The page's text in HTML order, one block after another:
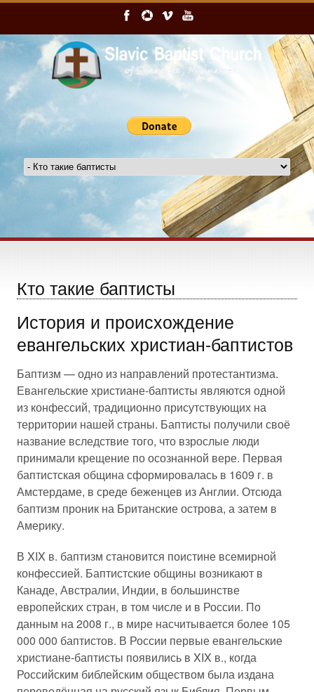
Кто такие баптисты
История и происхождение
евангельских христиан-баптистов
Баптизм — одно из направлений протестантизма.
Евангельские христиане-баптисты являются одной
из конфессий, традиционно присутствующих на
территории нашей страны. Баптисты получили своё
название вследствие того, что взрослые люди
принимали крещение по осознанной вере. Первая
баптистская община сформировалась в 1609 г. в
Амстердаме, в среде беженцев из Англии. Отсюда
баптизм проник на Британские острова, а затем в
Америку.
В XIX в. баптизм становится поистине всемирной
конфессией. Баптистские общины возникают в
Канаде, Австралии, Индии, в большинстве
европейских стран, в том числе и в России. По
данным на 2008 г., в мире насчитывается более 105
000 000 баптистов. В России первые евангельские
христиане-баптисты появились в XIX в., когда
Российским библейским обществом была издана